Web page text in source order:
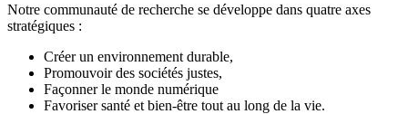
Notre communauté de recherche se développe dans quatre axes
stratégiques :
Créer un environnement durable,
Promouvoir des sociétés justes,
Façonner le monde numérique
Favoriser santé et bien-être tout au long de la vie.